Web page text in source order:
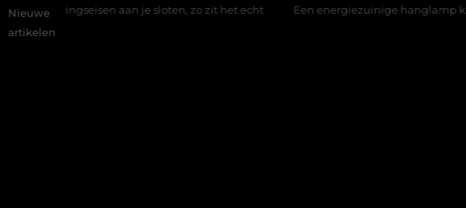
Nieuwe
artikelen
aan je sloten, zo zit het echt Een energiezuinige hanglamp kopen in Gelderland